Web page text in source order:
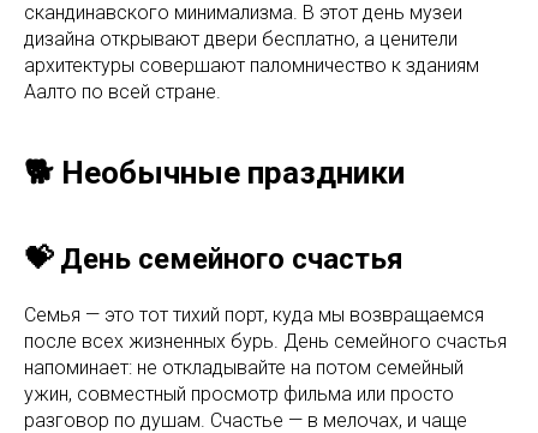
скандинавского минимализма. В этот день музеи
дизайна открывают двери бесплатно, а ценители
архитектуры совершают паломничество к зданиям
Аалто по всей стране.
🐕 Необычные праздники
💝 День семейного счастья
Семья — это тот тихий порт, куда мы возвращаемся
после всех жизненных бурь. День семейного счастья
напоминает: не откладывайте на потом семейный
ужин, совместный просмотр фильма или просто
разговор по душам. Счастье — в мелочах, и чаще